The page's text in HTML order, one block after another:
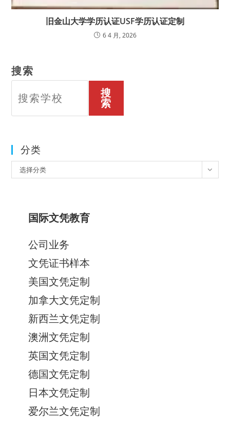
旧金山大学学历认证USF学历认证定制
6 4 月, 2026
搜索
搜
索
分类
类
选择分类
国际文凭教育
公司业务
文凭证书样本
美国文凭定制
加拿大文凭定制
新西兰文凭定制
澳洲文凭定制
英国文凭定制
德国文凭定制
日本文凭定制
爱尔兰文凭定制